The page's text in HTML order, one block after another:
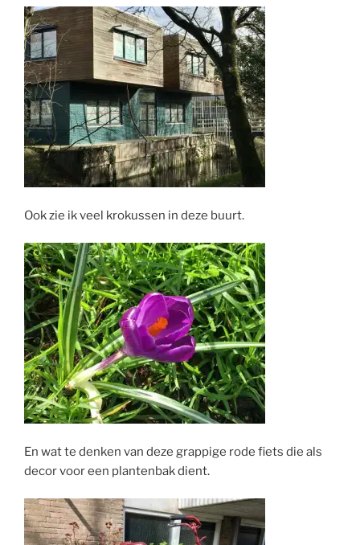
Ook zie ik veel krokussen in deze buurt.
En wat te denken van deze grappige rode fiets die als
decor voor een plantenbak dient.